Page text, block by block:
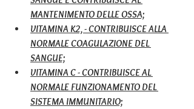
MANTENIMENTO DELLE OSSA;
VITAMINA K2, - CONTRIBUISCE ALLA
NORMALE COAGULAZIONE DEL
SANGUE;
VITAMINA C - CONTRIBUISCE AL
NORMALE FUNZIONAMENTO DEL
SISTEMA IMMUNITARIO;